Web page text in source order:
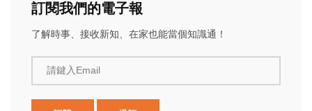
訂閱我們的電子報
了解時事、接收新知、在家也能當個知識通！
請鍵入Email